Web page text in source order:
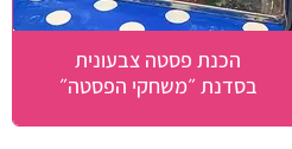
הכנת פסטה צבעונית
בסדנת ״משחקי הפסטה״